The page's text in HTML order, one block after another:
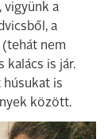
vigyünk a
a
(tehát nem
kalács is jár.
húsukat is
között.